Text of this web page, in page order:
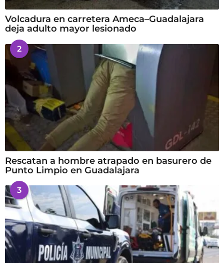
Volcadura en carretera Ameca–Guadalajara
deja adulto mayor lesionado
2
Rescatan a hombre atrapado en basurero de
Punto Limpio en Guadalajara
3